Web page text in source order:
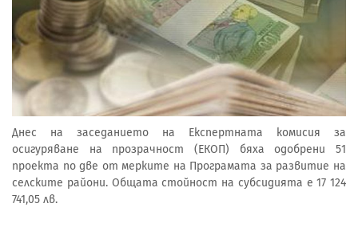
Днес на заседанието на Експертната комисия за
осигуряване на прозрачност (ЕКОП) бяха одобрени 51
проекта по две от мерките на Програмата за развитие на
селските райони. Общата стойност на субсидията е 17 124
741,05 лв.